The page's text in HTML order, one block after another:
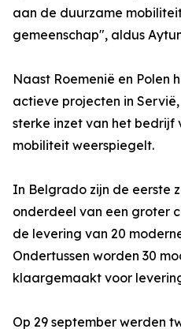
aan de duurzame
gemeenschap", aldus
Naast Roemenië en Polen
actieve projecten in
sterke inzet van het bedrijf
mobiliteit weerspiegelt.
In Belgrado zijn de eerste
onderdeel van een groter
de levering van 20
Ondertussen worden 30
klaargemaakt voor
Op 29 september werden